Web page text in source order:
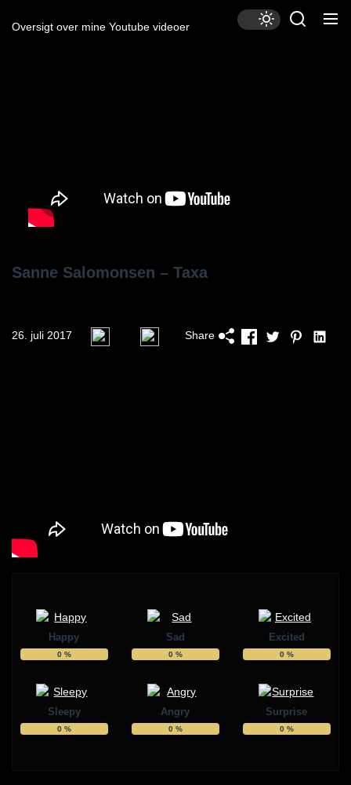
Oversigt over mine Youtube videoer
Sanne Salomonsen – Taxa
26. juli 2017 Share
Happy
0%
Sad
0%
Excited
0%
Sleepy
0%
Angry
0%
Surprise
0%